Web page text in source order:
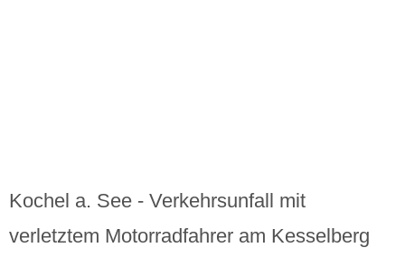
Kochel a. See - Verkehrsunfall mit
verletztem Motorradfahrer am Kesselberg